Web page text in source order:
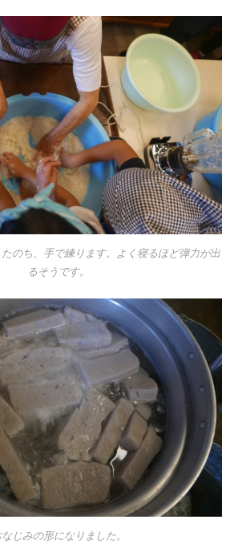
のち、手で練ります。よく寝るほど弾力が出
るそうです。
じみの形になりました。